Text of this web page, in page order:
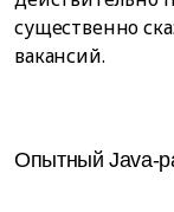
существенно
вакансий.
Опытный Java-